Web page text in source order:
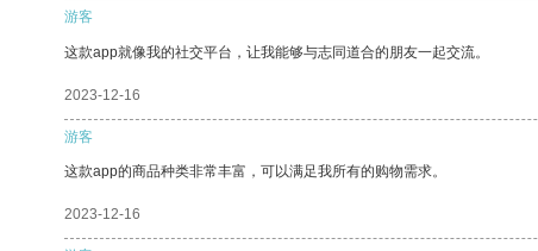
游客
这款app就像我的社交平台，让我能够与志同道合的朋友一起交流。
2023-12-16
游客
这款app的商品种类非常丰富，可以满足我所有的购物需求。
2023-12-16